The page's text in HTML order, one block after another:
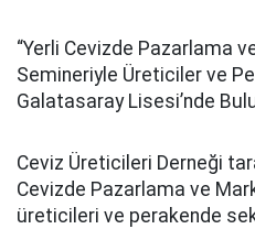
“Yerli Cevizde Pazarlama
Semineriyle Üreticiler ve
Galatasaray Lisesi’nde
Ceviz Üreticileri Derneği
Cevizde Pazarlama ve
üreticileri ve perakende